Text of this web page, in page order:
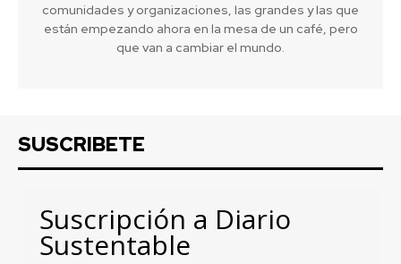
comunidades y organizaciones, las grandes y las que
están empezando ahora en la mesa de un café, pero
que van a cambiar el mundo.
SUSCRIBETE
Suscripción a Diario
Sustentable